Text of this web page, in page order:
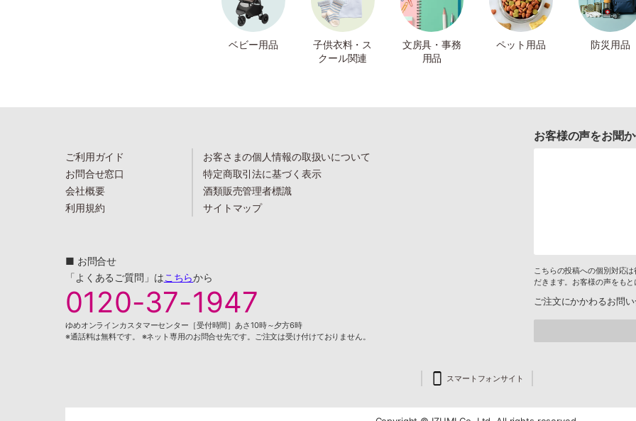
ベビー用品
子供衣料・ス
クール関連
文房具・事務
用品
ペット用品 防災用品
ご利用ガイド
お問合せ窓口
会社概要
利用規約
お客さまの個人情報の取扱いについて
特定商取引法に基づく表示
酒類販売管理者標識
サイトマップ
■ お問合せ
「よくあるご質問」はこちらから
0120-37-1947
ゆめオンラインカスタマーセンター［受付時間］あさ10時～夕方6時
※通話料は無料です。 ※ネット専用のお問合せ先です。ご注文は受け付けておりません。
お客様の声をお聞
こちらの投稿への個別対応
だきます。お客様の声をも
ご注文にかかわるお問
スマートフォンサイト